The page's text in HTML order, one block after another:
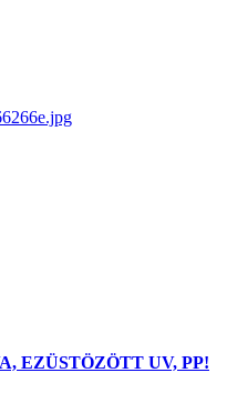
EZÜSTÖZÖTT UV, PP!